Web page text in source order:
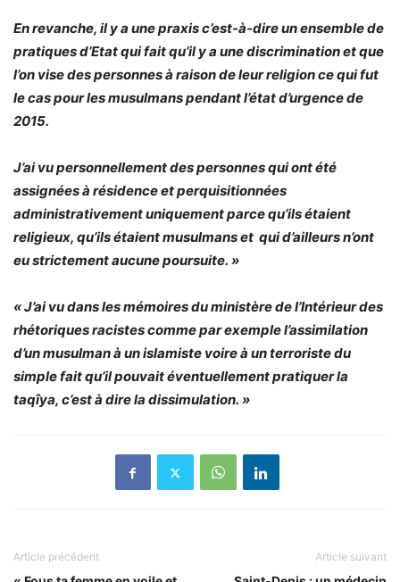
En revanche, il y a une praxis c’est-à-dire un ensemble de
pratiques d’Etat qui fait qu’il y a une discrimination et que
l’on vise des personnes à raison de leur religion ce qui fut
le cas pour les musulmans pendant l’état d’urgence de
2015.
J’ai vu personnellement des personnes qui ont été
assignées à résidence et perquisitionnées
administrativement uniquement parce qu’ils étaient
religieux, qu’ils étaient musulmans et qui d’ailleurs n’ont
eu strictement aucune poursuite. »
« J’ai vu dans les mémoires du ministère de l’Intérieur des
rhétoriques racistes comme par exemple l’assimilation
d’un musulman à un islamiste voire à un terroriste du
simple fait qu’il pouvait éventuellement pratiquer la
taqîya, c’est à dire la dissimulation. »
Article précédent Article suivant